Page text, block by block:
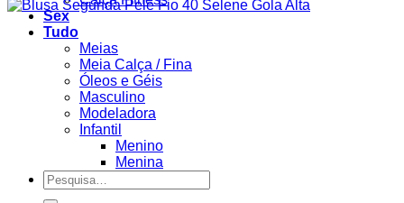
Sex
Tudo
Meias
Meia Calça / Fina
Óleos e Géis
Masculino
Modeladora
Infantil
Menino
Menina
Pesquisar
por: